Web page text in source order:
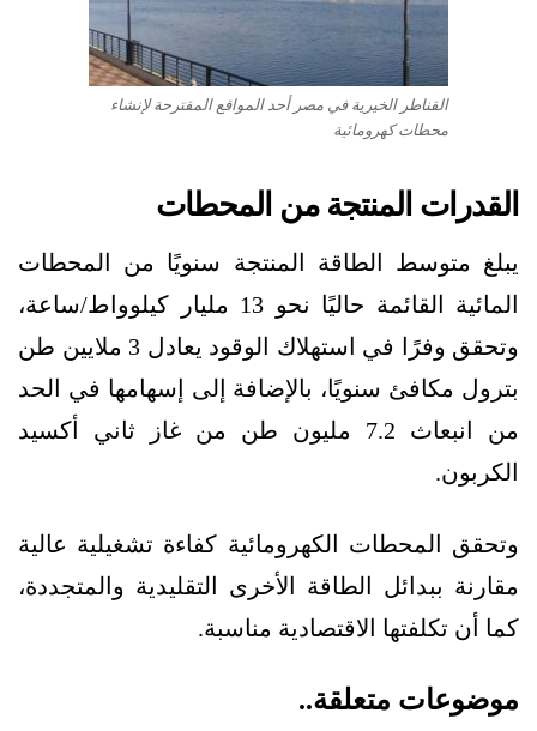
القناطر الخيرية في مصر أحد المواقع المقترحة لإنشاء
محطات كهرومائية
القدرات المنتجة من المحطات
يبلغ متوسط الطاقة المنتجة سنويًا من المحطات
المائية القائمة حاليًا نحو 13 مليار كيلوواط/ساعة،
وتحقق وفرًا في استهلاك الوقود يعادل 3 ملايين طن
بترول مكافئ سنويًا، بالإضافة إلى إسهامها في الحد
من انبعاث 7.2 مليون طن من غاز ثاني أكسيد
الكربون.
وتحقق المحطات الكهرومائية كفاءة تشغيلية عالية
مقارنة ببدائل الطاقة الأخرى التقليدية والمتجددة،
كما أن تكلفتها الاقتصادية مناسبة.
موضوعات متعلقة..